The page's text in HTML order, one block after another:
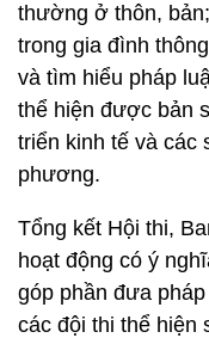
thường ở thôn,
trong gia đình
và tìm hiểu pháp
thể hiện được bản
triển kinh tế và các
phương.
Tổng kết Hội thi,
hoạt động có ý
góp phần đưa
các đội thi thể hiện